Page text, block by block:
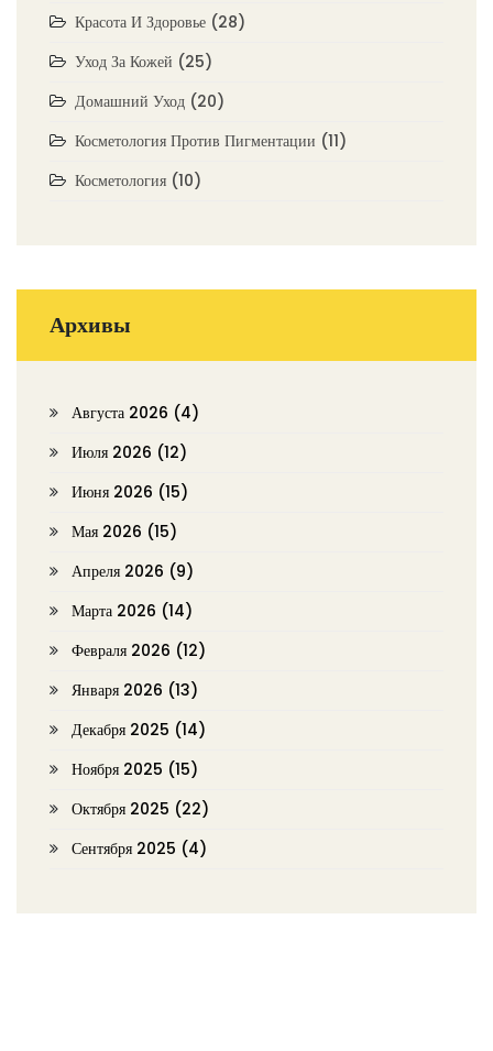
Красота И Здоровье (28)
Уход За Кожей (25)
Домашний Уход (20)
Косметология Против Пигментации (11)
Косметология (10)
Архивы
Августа 2026 (4)
Июля 2026 (12)
Июня 2026 (15)
Мая 2026 (15)
Апреля 2026 (9)
Марта 2026 (14)
Февраля 2026 (12)
Января 2026 (13)
Декабря 2025 (14)
Ноября 2025 (15)
Октября 2025 (22)
Сентября 2025 (4)